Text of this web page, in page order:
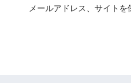
メールアドレス、サイトを